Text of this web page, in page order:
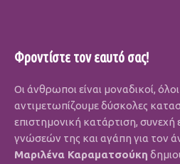
Φροντίστε τον εαυτό σας!
Οι άνθρωποι είναι μοναδικοί,
αντιμετωπίζουμε δύσκολες
επιστημονική κατάρτιση,
γνώσεών της και αγάπη για τον
Μαριλένα Καραματσούκη